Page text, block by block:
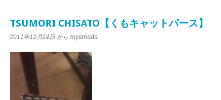
TSUMORI CHISATO【くもキャットパース】
2011年12月24日 から myamada